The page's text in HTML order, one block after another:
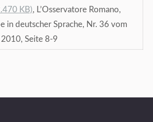
KB), L’Osservatore Romano,
in deutscher Sprache, Nr. 36 vom
Seite 8-9